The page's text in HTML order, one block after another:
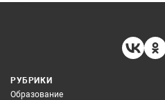
РУБРИКИ
Образование